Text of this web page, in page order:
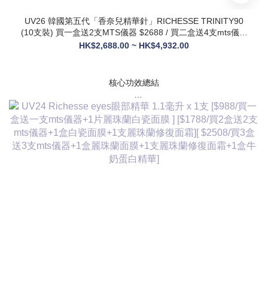
UV26 韓國第五代「香奈兒精華針」RICHESSE TRINITY90
(10支裝) 買一盒送2支MTS儀器 $2688 / 買二盒送4支mts儀器
+1盒麗珠蘭面膜+1支麗珠蘭修復面霜 $3288
HK$2,688.00 ~ HK$4,932.00
核心功效總結
✅ 膠原新生：促進膠原蛋白合成，改善皮膚自然代謝，淡化皺
紋、緊致輪廓
✅ 修護煥膚：改善痤瘡疤痕、色素沈著，修復受損肌膚屏障
✅ 營養供給：為皮膚提供全方位營養，增強彈性與光澤感
✅ 水潤亮白：深層補水鎖水，提亮膚色，讓肌膚通透飽滿
✅ 抗衰維穩：調節皮膚狀態，改善敏感與暗沈，維持健康年輕